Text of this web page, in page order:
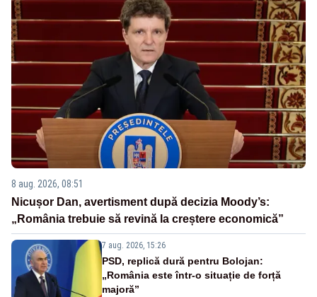
8 aug. 2026, 08:51
Nicușor Dan, avertisment după decizia Moody’s:
„România trebuie să revină la creștere economică”
7 aug. 2026, 15:26
PSD, replică dură pentru Bolojan:
„România este într-o situație de forță
majoră”